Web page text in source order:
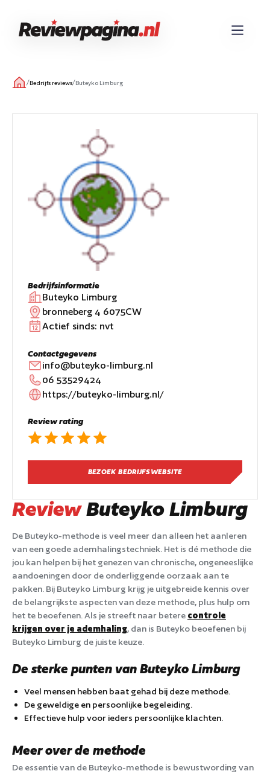
/Bedrijfs reviews/Buteyko Limburg
Bedrijfsinformatie
Buteyko Limburg
bronneberg 4 6075CW
Actief sinds: nvt
Contactgegevens
info@buteyko-limburg.nl
06 53529424
https://buteyko-limburg.nl/
Review rating
BEZOEK BEDRIJFSWEBSITE
Review Buteyko Limburg
De Buteyko-methode is veel meer dan alleen het aanleren
van een goede ademhalingstechniek. Het is dé methode die
jou kan helpen bij het genezen van chronische, ongeneeslijke
aandoeningen door de onderliggende oorzaak aan te
pakken. Bij Buteyko Limburg krijg je uitgebreide kennis over
de belangrijkste aspecten van deze methode, plus hulp om
het te beoefenen. Als je streeft naar betere controle
krijgen over je ademhaling, dan is Buteyko beoefenen bij
Buteyko Limburg de juiste keuze.
De sterke punten van Buteyko Limburg
Veel mensen hebben baat gehad bij deze methode.
De geweldige en persoonlijke begeleiding.
Effectieve hulp voor ieders persoonlijke klachten.
Meer over de methode
De essentie van de Buteyko-methode is bewustwording van